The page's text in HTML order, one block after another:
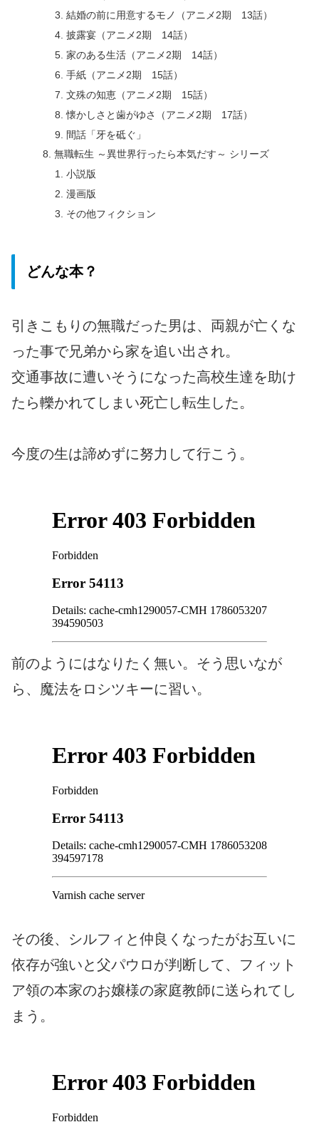
結婚の前に用意するモノ（アニメ2期 13話）
披露宴（アニメ2期 14話）
家のある生活（アニメ2期 14話）
手紙（アニメ2期 15話）
文殊の知恵（アニメ2期 15話）
懐かしさと歯がゆさ（アニメ2期 17話）
間話「牙を砥ぐ」
無職転生 ～異世界行ったら本気だす～ シリーズ
小説版
漫画版
その他フィクション
どんな本？
引きこもりの無職だった男は、両親が亡くな
った事で兄弟から家を追い出され。
交通事故に遭いそうになった高校生達を助け
たら轢かれてしまい死亡し転生した。
今度の生は諦めずに努力して行こう。
前のようにはなりたく無い。そう思いなが
ら、魔法をロシツキーに習い。
その後、シルフィと仲良くなったがお互いに
依存が強いと父パウロが判断して、フィット
ア領の本家のお嬢様の家庭教師に送られてし
まう。